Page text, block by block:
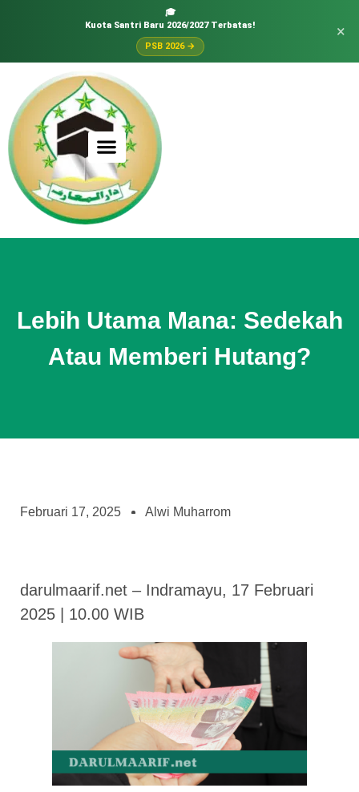
🎓
Kuota Santri Baru 2026/2027 Terbatas!
PSB 2026 →
×
Lebih Utama Mana: Sedekah
Atau Memberi Hutang?
Februari 17, 2025 Alwi Muharrom
darulmaarif.net – Indramayu, 17 Februari
2025 | 10.00 WIB